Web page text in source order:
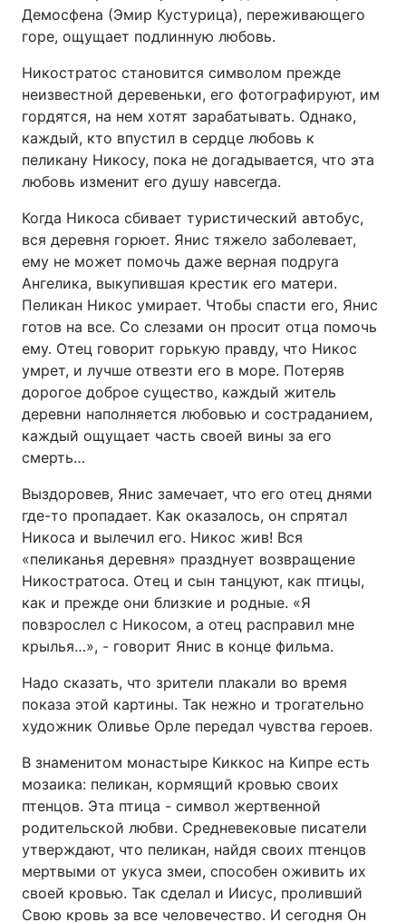
Демосфена (Эмир Кустурица), переживающего
горе, ощущает подлинную любовь.
Никостратос становится символом прежде
неизвестной деревеньки, его фотографируют, им
гордятся, на нем хотят зарабатывать. Однако,
каждый, кто впустил в сердце любовь к
пеликану Никосу, пока не догадывается, что эта
любовь изменит его душу навсегда.
Когда Никоса сбивает туристический автобус,
вся деревня горюет. Янис тяжело заболевает,
ему не может помочь даже верная подруга
Ангелика, выкупившая крестик его матери.
Пеликан Никос умирает. Чтобы спасти его, Янис
готов на все. Со слезами он просит отца помочь
ему. Отец говорит горькую правду, что Никос
умрет, и лучше отвезти его в море. Потеряв
дорогое доброе существо, каждый житель
деревни наполняется любовью и состраданием,
каждый ощущает часть своей вины за его
смерть…
Выздоровев, Янис замечает, что его отец днями
где-то пропадает. Как оказалось, он спрятал
Никоса и вылечил его. Никос жив! Вся
«пеликанья деревня» празднует возвращение
Никостратоса. Отец и сын танцуют, как птицы,
как и прежде они близкие и родные. «Я
повзрослел с Никосом, а отец расправил мне
крылья…», - говорит Янис в конце фильма.
Надо сказать, что зрители плакали во время
показа этой картины. Так нежно и трогательно
художник Оливье Орле передал чувства героев.
В знаменитом монастыре Киккос на Кипре есть
мозаика: пеликан, кормящий кровью своих
птенцов. Эта птица - символ жертвенной
родительской любви. Средневековые писатели
утверждают, что пеликан, найдя своих птенцов
мертвыми от укуса змеи, способен оживить их
своей кровью. Так сделал и Иисус, проливший
Свою кровь за все человечество. И сегодня Он